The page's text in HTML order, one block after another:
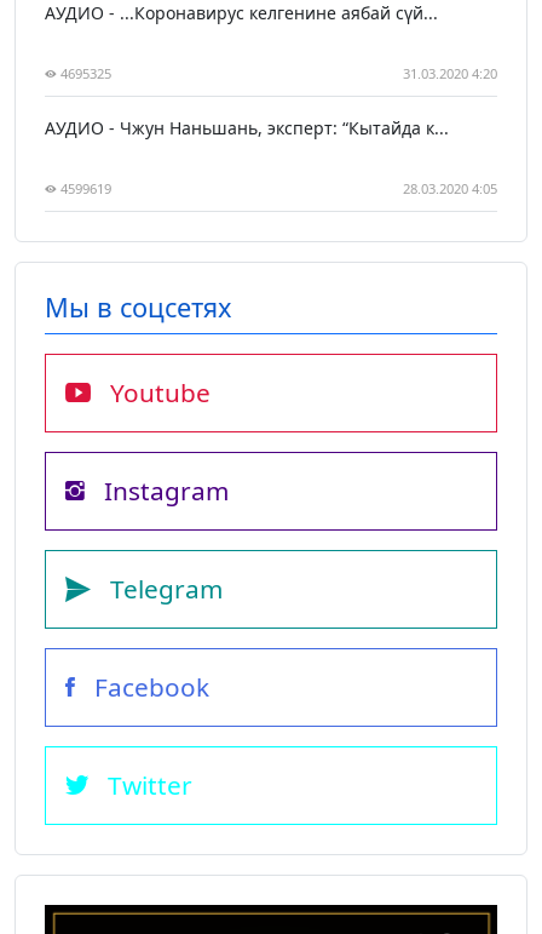
АУДИО - ...Коронавирус келгенине аябай сүй...
4695325 31.03.2020 4:20
АУДИО - Чжун Наньшань, эксперт: “Кытайда к...
4599619 28.03.2020 4:05
Мы в соцсетях
Youtube
Instagram
Telegram
Facebook
Twitter